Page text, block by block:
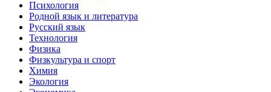
Психология
Родной язык и литература
Русский язык
Технология
Физика
Физкультура и спорт
Химия
Экология